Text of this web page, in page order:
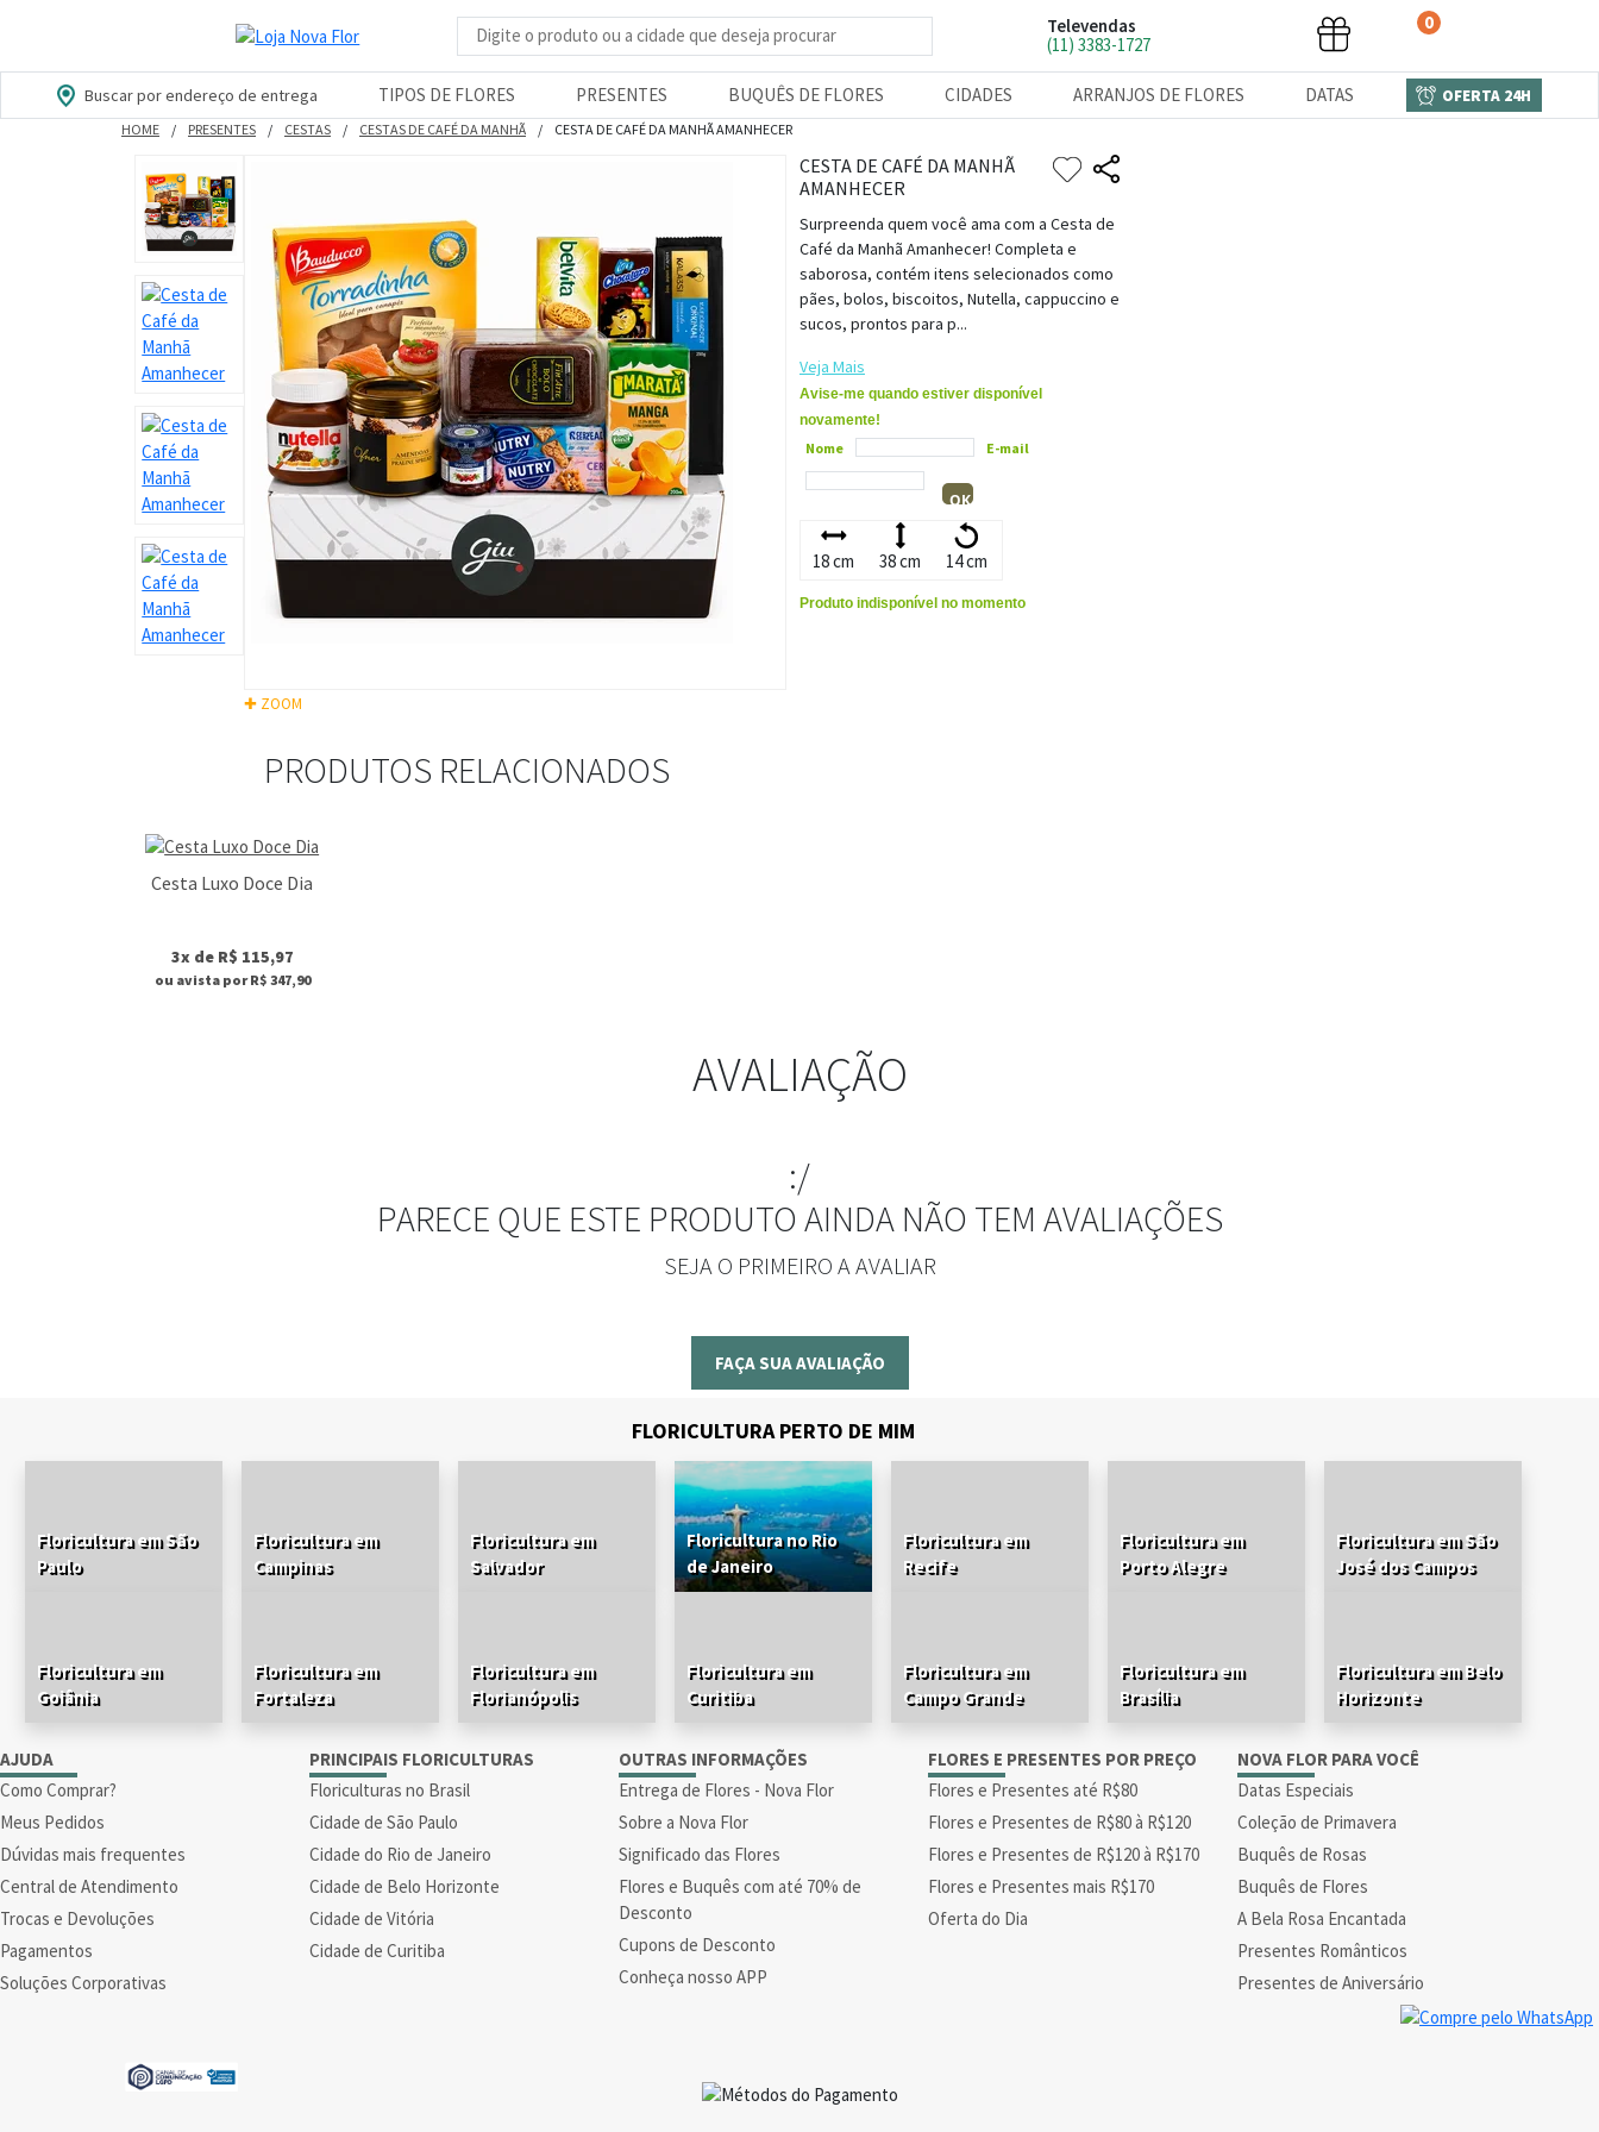
Busca de produtos
Televendas
(11) 3383-1727
0
Buscar por endereço de entrega TIPOS DE FLORES PRESENTES BUQUÊS DE FLORES CIDADES ARRANJOS DE FLORES DATAS OFERTA 24H
HOME PRESENTES CESTAS CESTAS DE CAFÉ DA MANHÃ CESTA DE CAFÉ DA MANHÃ AMANHECER
✚ ZOOM
CESTA DE CAFÉ DA MANHÃ
AMANHECER
Surpreenda quem você ama com a Cesta de
Café da Manhã Amanhecer! Completa e
saborosa, contém itens selecionados como
pães, bolos, biscoitos, Nutella, cappuccino e
sucos, prontos para p...
Veja Mais
Avise-me quando estiver disponível
novamente!
Nome E-mail
OK
18 cm 38 cm 14 cm
Produto indisponível no momento
PRODUTOS RELACIONADOS
Cesta Luxo Doce Dia
3x de R$ 115,97
ou avista por R$ 347,90
AVALIAÇÃO
:/
PARECE QUE ESTE PRODUTO AINDA NÃO TEM AVALIAÇÕES
SEJA O PRIMEIRO A AVALIAR
FAÇA SUA AVALIAÇÃO
FLORICULTURA PERTO DE MIM
Floricultura em São
Paulo
Floricultura em
Campinas
Floricultura em
Salvador
Floricultura no Rio
de Janeiro
Floricultura em
Recife
Floricultura em
Porto Alegre
Floricultura em São
José dos Campos
Floricultura em
Goiânia
Floricultura em
Fortaleza
Floricultura em
Florianópolis
Floricultura em
Curitiba
Floricultura em
Campo Grande
Floricultura em
Brasília
Floricultura em Belo
Horizonte
AJUDA
Como Comprar?
Meus Pedidos
Dúvidas mais frequentes
Central de Atendimento
Trocas e Devoluções
Pagamentos
Soluções Corporativas
PRINCIPAIS FLORICULTURAS
Floriculturas no Brasil
Cidade de São Paulo
Cidade do Rio de Janeiro
Cidade de Belo Horizonte
Cidade de Vitória
Cidade de Curitiba
OUTRAS INFORMAÇÕES
Entrega de Flores - Nova Flor
Sobre a Nova Flor
Significado das Flores
Flores e Buquês com até 70% de
Desconto
Cupons de Desconto
Conheça nosso APP
FLORES E PRESENTES POR PREÇO
Flores e Presentes até R$80
Flores e Presentes de R$80 à R$120
Flores e Presentes de R$120 à R$170
Flores e Presentes mais R$170
Oferta do Dia
NOVA FLOR PARA VOCÊ
Datas Especiais
Coleção de Primavera
Buquês de Rosas
Buquês de Flores
A Bela Rosa Encantada
Presentes Românticos
Presentes de Aniversário